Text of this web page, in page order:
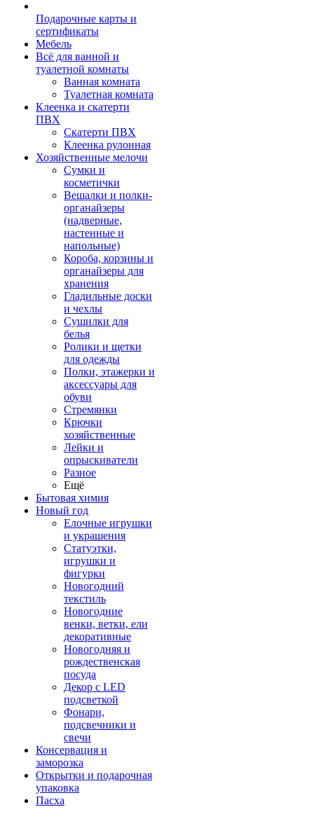
Подарочные карты и
сертификаты
Мебель
Всё для ванной и
туалетной комнаты
Ванная комната
Туалетная комната
Клеенка и скатерти
ПВХ
Скатерти ПВХ
Клеенка рулонная
Хозяйственные мелочи
Сумки и
косметички
Вешалки и полки-
органайзеры
(надверные,
настенные и
напольные)
Короба, корзины и
органайзеры для
хранения
Гладильные доски
и чехлы
Сушилки для
белья
Ролики и щетки
для одежды
Полки, этажерки и
аксессуары для
обуви
Стремянки
Крючки
хозяйственные
Лейки и
опрыскиватели
Разное
Ещё
Бытовая химия
Новый год
Елочные игрушки
и украшения
Статуэтки,
игрушки и
фигурки
Новогодний
текстиль
Новогодние
венки, ветки, ели
декоративные
Новогодняя и
рождественская
посуда
Декор с LED
подсветкой
Фонари,
подсвечники и
свечи
Консервация и
заморозка
Открытки и подарочная
упаковка
Пасха